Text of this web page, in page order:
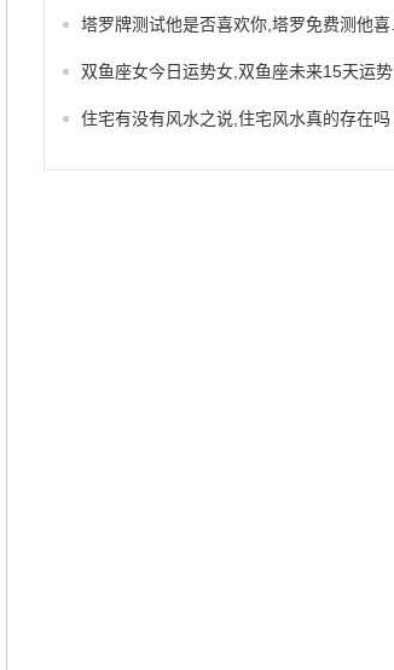
双鱼座女今日运势女,双鱼座未来15天运势
住宅有没有风水之说,住宅风水真的存在吗